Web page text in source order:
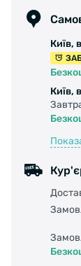
Корд:
Київ,
Київ,